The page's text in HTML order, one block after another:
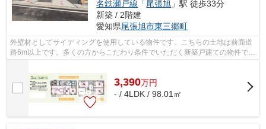
名鉄瀬戸線 「尾張旭 」駅 徒歩33分
新築 / 2階建
愛知県尾張旭市東三郷町
外壁材としてサイディングを使用している物件です。こちらの土地は前面道
路6m以上です。多くの方からこだわり条件でいただく新築戸建ての物件で
3,390万円
- / 4LDK / 98.01㎡